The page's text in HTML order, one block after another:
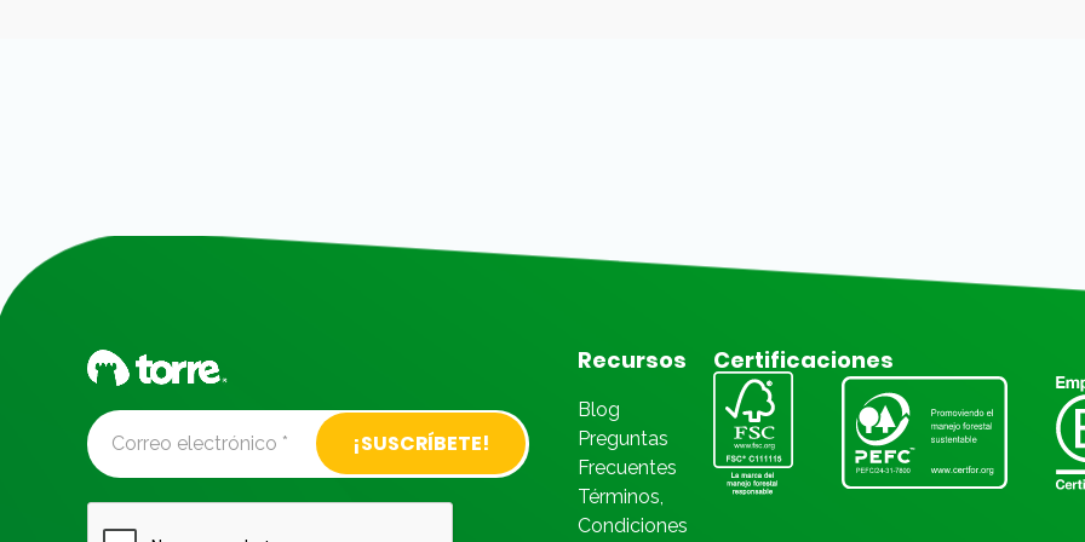
Alternative:
Recursos
Blog
Preguntas
Frecuentes
Términos,
Condiciones
Certificaciones